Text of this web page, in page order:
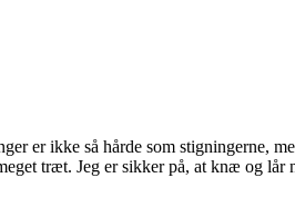
er ikke så hårde som stigningerne,
træt. Jeg er sikker på, at knæ og